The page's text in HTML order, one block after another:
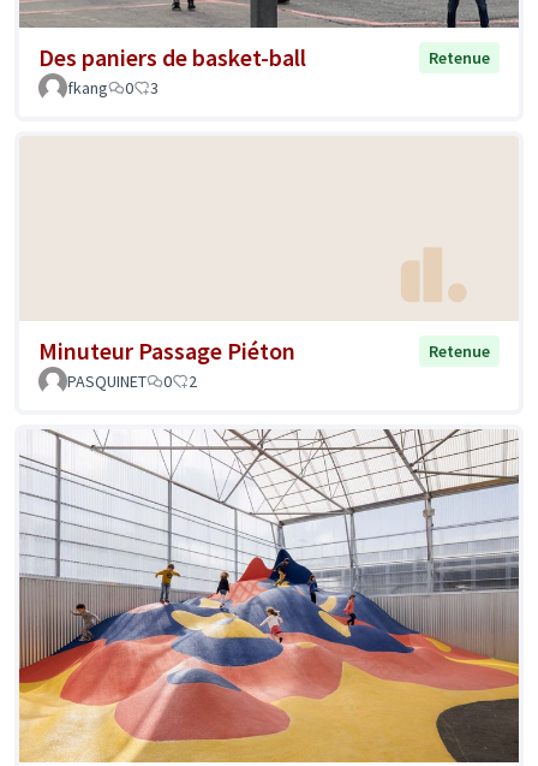
Des paniers de basket-ball
Retenue
fkang
0 3
Minuteur Passage Piéton
Retenue
PASQUINET
0 2